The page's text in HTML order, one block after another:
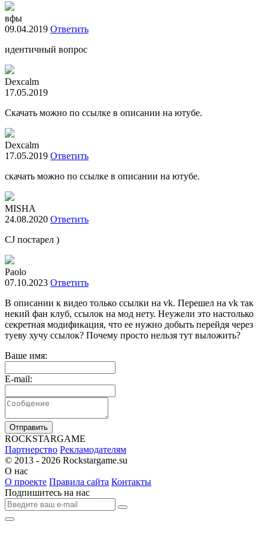
вфы
09.04.2019 Ответить
идентичный вопрос
Dexcalm
17.05.2019
Скачать можно по ссылке в описании на ютубе.
Dexcalm
17.05.2019 Ответить
скачать можно по ссылке в описании на ютубе.
MISHA
24.08.2020 Ответить
CJ постарел )
Paolo
07.10.2023 Ответить
В описании к видео только ссылки на vk. Перешел на vk так
некий фан клуб, ссылок на мод нету. Неужели это настолько
секретная модификация, что ее нужно добыть перейдя через
туеву хучу ссылок? Почему просто нельзя тут выложить?
Ваше имя:
E-mail:
Отправить
ROCKSTARGAME
Партнерство Рекламодателям
© 2013 - 2026 Rockstargame.su
О нас
О проекте Правила сайта Контакты
Подпишитесь на нас